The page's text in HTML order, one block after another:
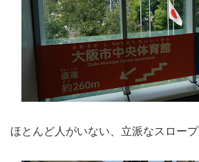
ほとんど人がいない、立派なスロープ